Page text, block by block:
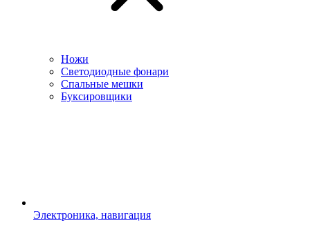
Ножи
Светодиодные фонари
Спальные мешки
Буксировщики
Электроника, навигация